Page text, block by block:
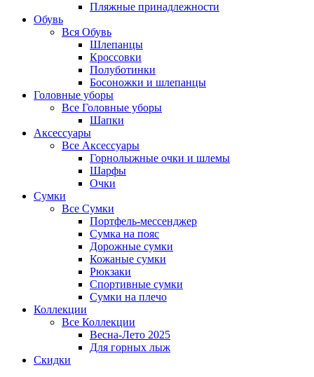
Пляжные принадлежности
Обувь
Вся Обувь
Шлепанцы
Кроссовки
Полуботинки
Босоножки и шлепанцы
Головные уборы
Все Головные уборы
Шапки
Аксессуары
Все Аксессуары
Горнолыжные очки и шлемы
Шарфы
Очки
Сумки
Все Сумки
Портфель-мессенджер
Сумка на пояс
Дорожные сумки
Кожаные сумки
Рюкзаки
Спортивные сумки
Сумки на плечо
Коллекции
Все Коллекции
Весна-Лето 2025
Для горных лыж
Скидки